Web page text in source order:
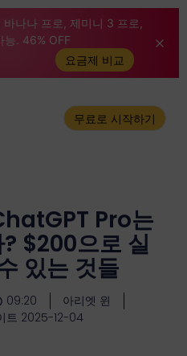
나나 프로, 제미니 3 프로,
능. 46% OFF
요금제 비교
무료로 시작하기
Pro는
$200으로 실
있는 것들
09:20
아리엣 윈
트 2025-12-04